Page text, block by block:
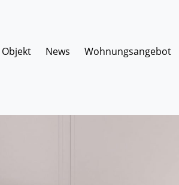
Objekt News Wohnungsangebot